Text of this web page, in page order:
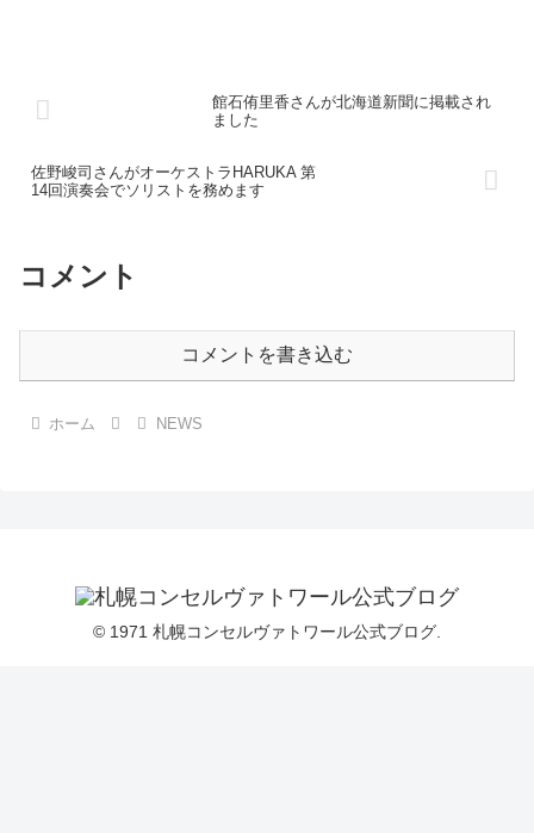
館石侑里香さんが北海道新聞に掲載され
ました
佐野峻司さんがオーケストラHARUKA 第
14回演奏会でソリストを務めます
コメント
コメントを書き込む
ホーム NEWS
© 1971 札幌コンセルヴァトワール公式ブログ.